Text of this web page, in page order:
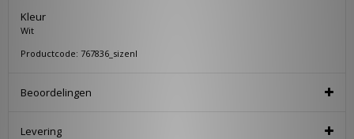
Kleur
Wit
Productcode: 767836_sizenl
Beoordelingen
Levering